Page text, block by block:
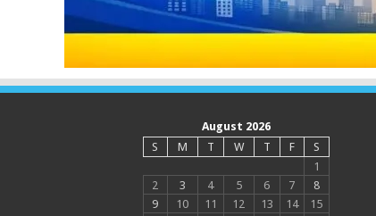
August 2026
S
M T W T F
S
1
2
3 4 5 6 7
8
9
10 11 12 13 14
15